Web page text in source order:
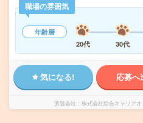
職場の雰囲気
年齢層
20代
30代
気になる! 応募へ
派遣会社 株式会社綜合キャリア